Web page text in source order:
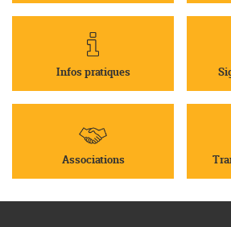
Infos pratiques
Associations